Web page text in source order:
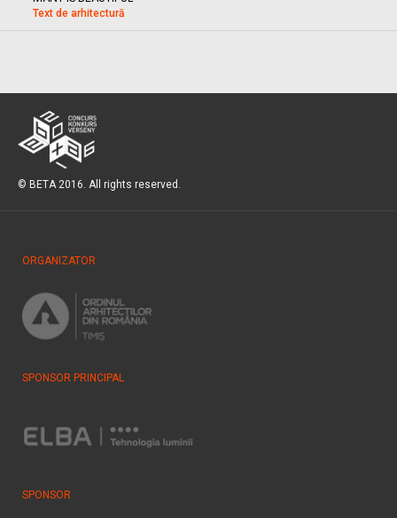
Text de arhitectură
© BETA 2016. All rights reserved.
ORGANIZATOR
SPONSOR PRINCIPAL
SPONSOR